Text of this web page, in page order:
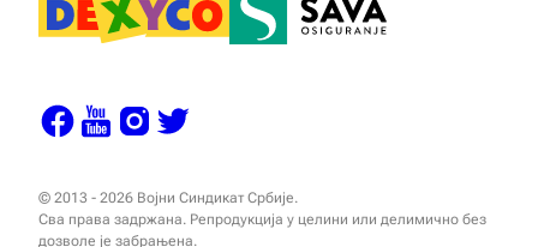
© 2013 - 2026 Војни Синдикат Србије.
Сва права задржана. Репродукција у целини или делимично без
дозволе је забрањена.